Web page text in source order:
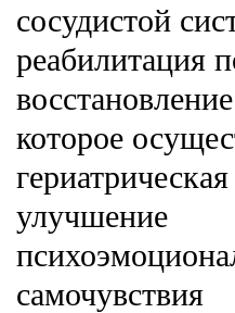
сосудистой
реабилитация
которое
улучшение
самочувствия